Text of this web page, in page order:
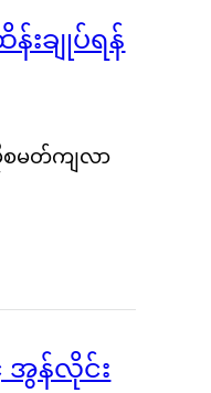
းချုပ်ရန်
စမတ်ကျလာ
အွန်လိုင်း